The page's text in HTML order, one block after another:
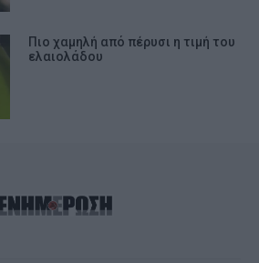
Πιο χαμηλή από πέρυσι η τιμή του
ελαιολάδου